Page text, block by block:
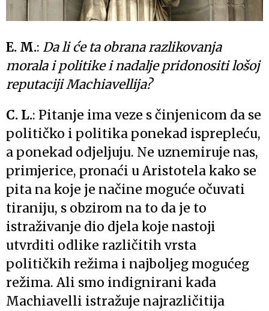
E. M.: Da li će ta obrana razlikovanja
morala i politike i nadalje pridonositi lošoj
reputaciji Machiavellija?
C. L.: Pitanje ima veze s činjenicom da se
političko i politika ponekad isprepleću,
a ponekad odjeljuju. Ne uznemiruje nas,
primjerice, pronaći u Aristotela kako se
pita na koje je načine moguće očuvati
tiraniju, s obzirom na to da je to
istraživanje dio djela koje nastoji
utvrditi odlike različitih vrsta
političkih režima i najboljeg mogućeg
režima. Ali smo indignirani kada
Machiavelli istražuje najrazličitija